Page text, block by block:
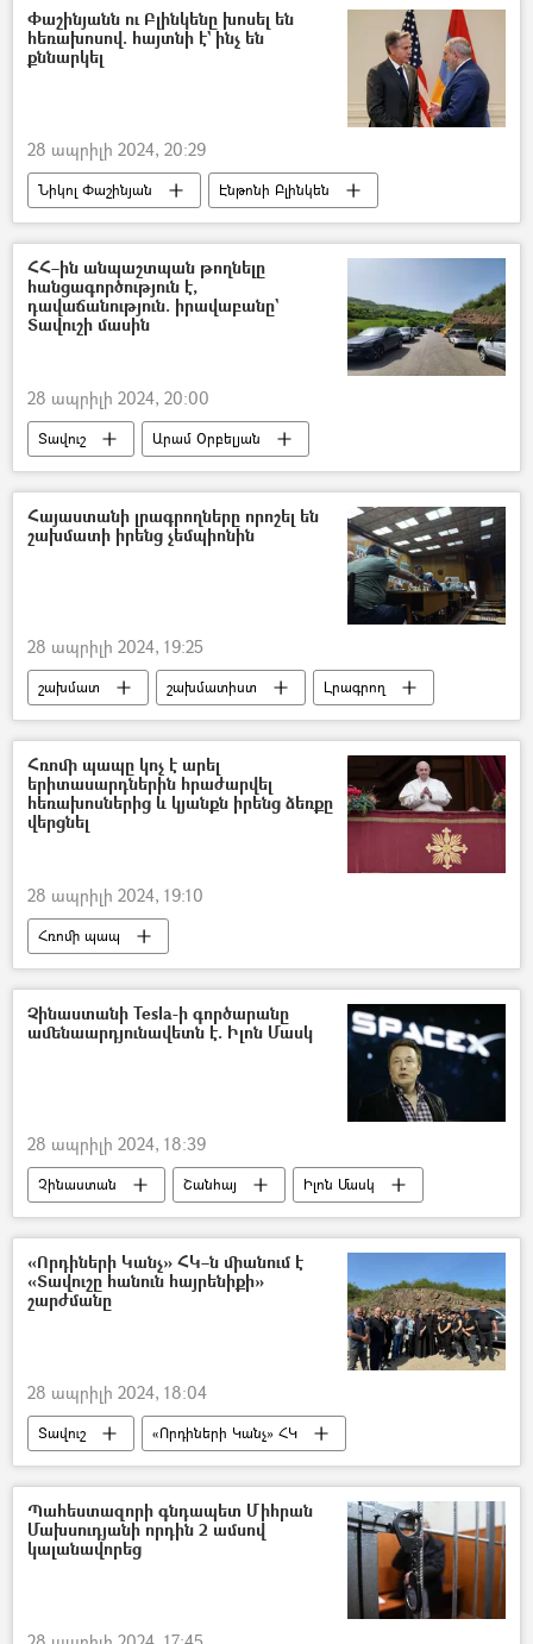
Ոսկեպար
հայ-ադրբեջանական
Ադրբեջան
Փաշինյանն ու Բլինկենը խոսել են
հեռախոսով. հայտնի է` ինչ են
քննարկել
28 ապրիլի 2024, 20:29
Նիկոլ Փաշինյան
Էնթոնի Բլինկեն
ԱՄՆ
Հայաստան
հայ-ադրբեջանական
Ադրբեջան
Սահման
Բրյուսել
ՀՀ–ին անպաշտպան թողնելը
հանցագործություն է,
դավաճանություն. իրավաբանը`
Տավուշի մասին
28 ապրիլի 2024, 20:00
Տավուշ
Արամ Օրբելյան
Դելիմիտացիա
Դեմարկացիա
հայ-ադրբեջանական
Ադրբեջան
Հայաստան
Ալմա Աթայի հռչակագիր
Հայաստանի լրագրողները որոշել են
շախմատի իրենց չեմպիոնին
28 ապրիլի 2024, 19:25
շախմատ շախմատիստ
Լրագրող
ԶԼՄ
Հռոմի պապը կոչ է արել
երիտասարդներին հրաժարվել
հեռախոսներից և կյանքն իրենց ձեռքը
վերցնել
28 ապրիլի 2024, 19:10
Հռոմի պապ
Հռոմի Սրբազան Քահանայապետ Ֆրանցիսկոս պապ
Երիտասարդ
հեռախոս
Չինաստանի Tesla-ի գործարանը
ամենաարդյունավետն է. Իլոն Մասկ
28 ապրիլի 2024, 18:39
Չինաստան Շանհայ
Իլոն Մասկ
Tesla
«Որդիների Կանչ» ՀԿ–ն միանում է
«Տավուշը հանուն հայրենիքի»
շարժմանը
28 ապրիլի 2024, 18:04
Տավուշ
«Որդիների Կանչ» ՀԿ
Սահման
Եկեղեցի
Ոսկեպար
Կիրանց
Բաղանիս
Պահեստազորի գնդապետ Միհրան
Մախսուդյանի որդին 2 ամսով
կալանավորեց